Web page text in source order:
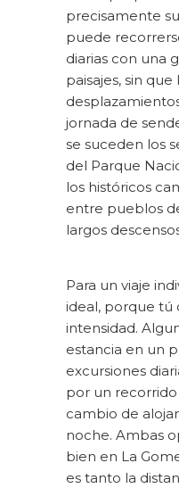
precisamente
puede
diarias con una
paisajes, sin que
jornada de
se suceden los
del Parque
los históricos
entre pueblos
largos
Para un viaje
ideal, porque tú
intensidad.
estancia en un
excursiones
por un
cambio de
noche. Ambas
bien en La
es tanto la